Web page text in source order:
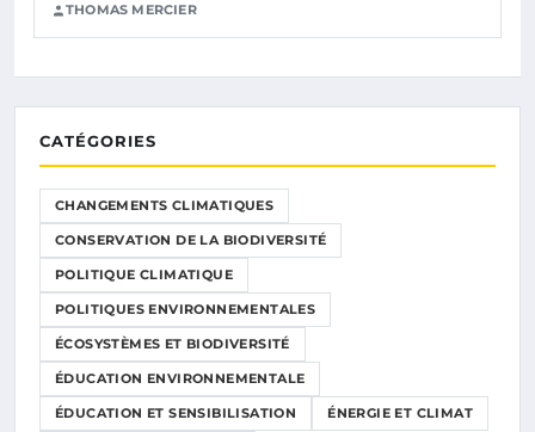
THOMAS MERCIER
CATÉGORIES
CHANGEMENTS CLIMATIQUES
CONSERVATION DE LA BIODIVERSITÉ
POLITIQUE CLIMATIQUE
POLITIQUES ENVIRONNEMENTALES
ÉCOSYSTÈMES ET BIODIVERSITÉ
ÉDUCATION ENVIRONNEMENTALE
ÉDUCATION ET SENSIBILISATION ÉNERGIE ET CLIMAT